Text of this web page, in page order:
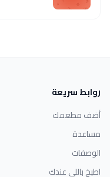
روابط سريعة
أضف مطعمك
مساعدة
الوصفات
اطبخ باللي عندك